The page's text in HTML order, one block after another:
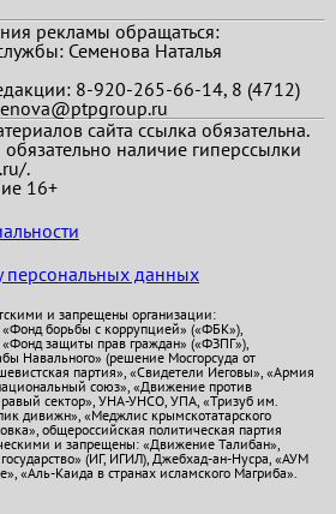
рекламы обращаться:
Семенова Наталья
8-920-265-66-14, 8 (4712)
сайта ссылка обязательна.
наличие гиперссылки
.
16+
персональных данных
и запрещены организации:
борьбы с коррупцией» («ФБК»),
защиты прав граждан» («ФЗПГ»),
Навального» (решение Мосгорсуда от
партия», «Свидетели Иеговы», «Армия
союз», «Движение против
сектор», УНА-УНСО, УПА, «Тризуб им.
дивижн», «Меджлис крымскотатарского
общероссийская политическая партия
и запрещены: «Движение Талибан»,
(ИГ, ИГИЛ), Джебхад-ан-Нусра, «АУМ
«Аль-Каида в странах исламского Магриба».